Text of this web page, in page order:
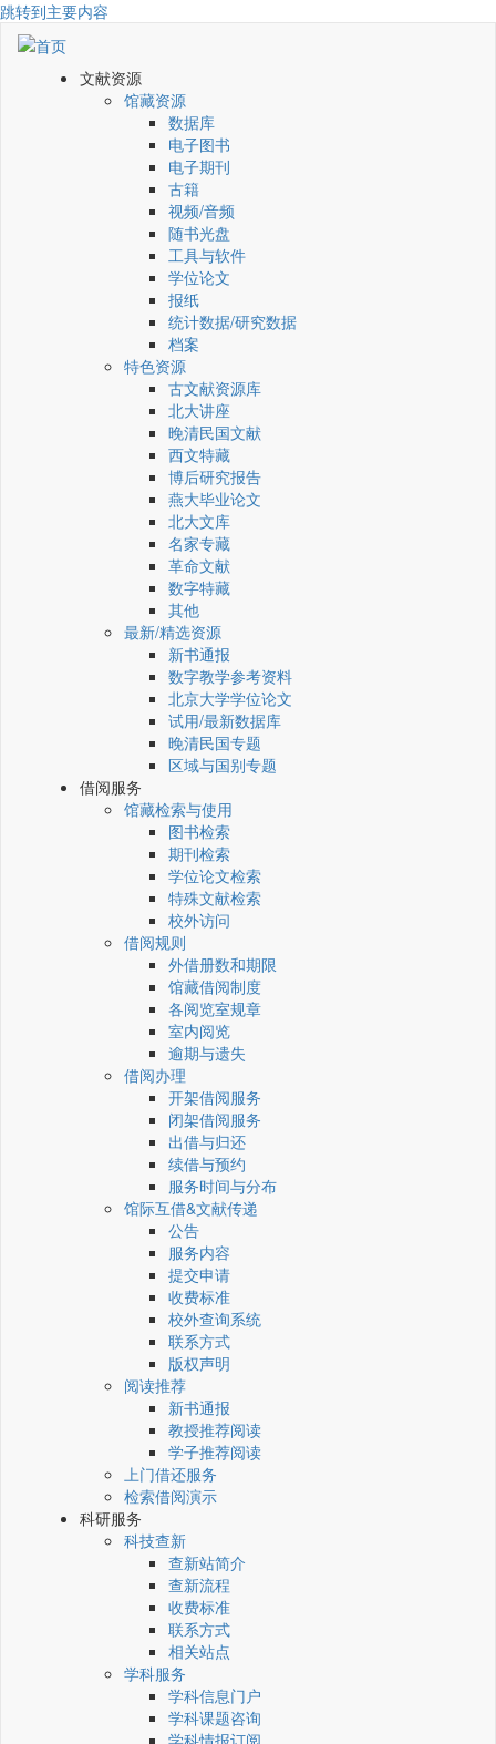
跳转到主要内容
文献资源
馆藏资源
数据库
电子图书
电子期刊
古籍
视频/音频
随书光盘
工具与软件
学位论文
报纸
统计数据/研究数据
档案
特色资源
古文献资源库
北大讲座
晚清民国文献
西文特藏
博后研究报告
燕大毕业论文
北大文库
名家专藏
革命文献
数字特藏
其他
最新/精选资源
新书通报
数字教学参考资料
北京大学学位论文
试用/最新数据库
晚清民国专题
区域与国别专题
借阅服务
馆藏检索与使用
图书检索
期刊检索
学位论文检索
特殊文献检索
校外访问
借阅规则
外借册数和期限
馆藏借阅制度
各阅览室规章
室内阅览
逾期与遗失
借阅办理
开架借阅服务
闭架借阅服务
出借与归还
续借与预约
服务时间与分布
馆际互借&文献传递
公告
服务内容
提交申请
收费标准
校外查询系统
联系方式
版权声明
阅读推荐
新书通报
教授推荐阅读
学子推荐阅读
上门借还服务
检索借阅演示
科研服务
科技查新
查新站简介
查新流程
收费标准
联系方式
相关站点
学科服务
学科信息门户
学科课题咨询